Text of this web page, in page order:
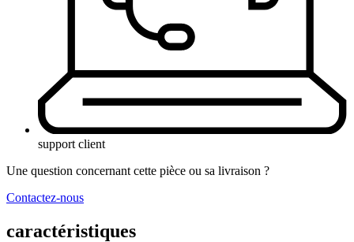
support client
Une question concernant cette pièce ou sa livraison ?
Contactez-nous
caractéristiques